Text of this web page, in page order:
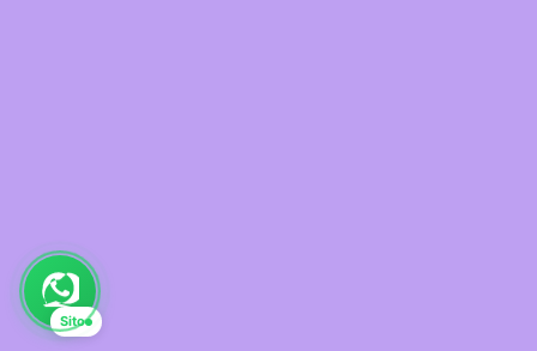
Sito